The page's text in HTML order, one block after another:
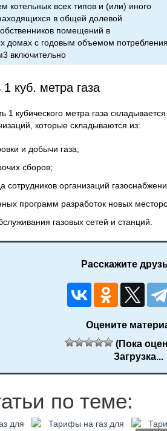
котельных всех типов и (или) иного
в общей долевой
помещений в
домах с годовым объемом потребления
включительно
куб. метра газа
1 кубического метра газа
которые складываются из:
и добычи газа;
сборов;
сотрудников организаций
программ разработок новых
газовых сетей и станций.
Расскажите
Оцените
(Пока
Загрузка...
по теме: